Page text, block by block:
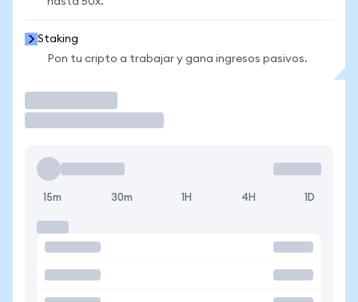
Staking
Pon tu cripto a trabajar y gana ingresos pasivos.
15m 30m 1H 4H 1D